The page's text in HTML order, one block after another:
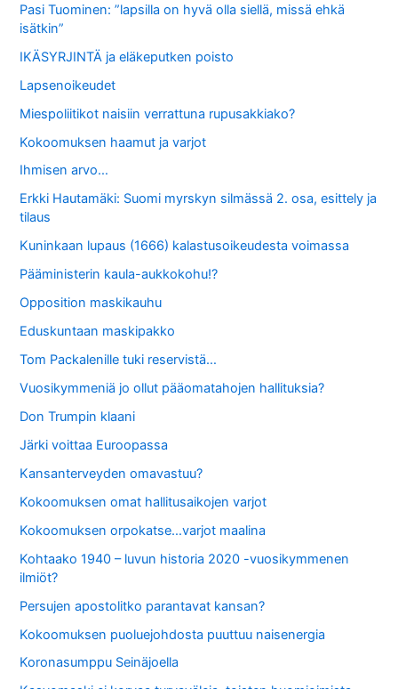
Pasi Tuominen: ”lapsilla on hyvä olla siellä, missä ehkä
isätkin”
IKÄSYRJINTÄ ja eläkeputken poisto
Lapsenoikeudet
Miespoliitikot naisiin verrattuna rupusakkiako?
Kokoomuksen haamut ja varjot
Ihmisen arvo…
Erkki Hautamäki: Suomi myrskyn silmässä 2. osa, esittely ja
tilaus
Kuninkaan lupaus (1666) kalastusoikeudesta voimassa
Pääministerin kaula-aukkokohu!?
Opposition maskikauhu
Eduskuntaan maskipakko
Tom Packalenille tuki reservistä…
Vuosikymmeniä jo ollut pääomatahojen hallituksia?
Don Trumpin klaani
Järki voittaa Euroopassa
Kansanterveyden omavastuu?
Kokoomuksen omat hallitusaikojen varjot
Kokoomuksen orpokatse…varjot maalina
Kohtaako 1940 – luvun historia 2020 -vuosikymmenen
ilmiöt?
Persujen apostolitko parantavat kansan?
Kokoomuksen puoluejohdosta puuttuu naisenergia
Koronasumppu Seinäjoella